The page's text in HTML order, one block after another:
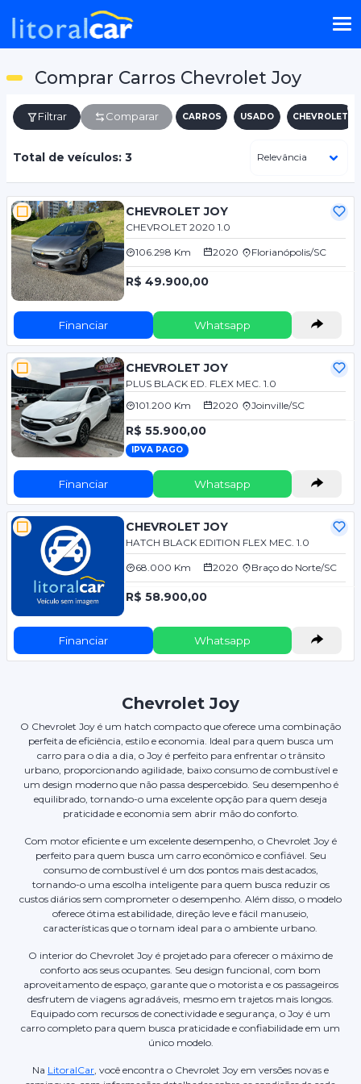
Comprar Carros Chevrolet Joy
Filtrar Comparar CARROS USADO CHEVROLET
Total de veículos: 3
CHEVROLET JOY
CHEVROLET 2020 1.0
106.298 Km 2020 Florianópolis/SC
R$ 49.900,00
Financiar Whatsapp
CHEVROLET JOY
PLUS BLACK ED. FLEX MEC. 1.0
101.200 Km
2020 Joinville/SC
R$ 55.900,00
IPVA PAGO
Financiar Whatsapp
CHEVROLET JOY
HATCH BLACK EDITION FLEX MEC. 1.0
68.000 Km 2020 Braço do Norte/SC
R$ 58.900,00
Financiar Whatsapp
Chevrolet Joy
O Chevrolet Joy é um hatch compacto que oferece uma combinação
perfeita de eficiência, estilo e economia. Ideal para quem busca um
carro para o dia a dia, o Joy é perfeito para enfrentar o trânsito
urbano, proporcionando agilidade, baixo consumo de combustível e
um design moderno que não passa despercebido. Seu desempenho é
equilibrado, tornando-o uma excelente opção para quem deseja
praticidade e economia sem abrir mão do conforto.
Com motor eficiente e um excelente desempenho, o Chevrolet Joy é
perfeito para quem busca um carro econômico e confiável. Seu
consumo de combustível é um dos pontos mais destacados,
tornando-o uma escolha inteligente para quem busca reduzir os
custos diários sem comprometer o desempenho. Além disso, o modelo
oferece ótima estabilidade, direção leve e fácil manuseio,
características que o tornam ideal para o ambiente urbano.
O interior do Chevrolet Joy é projetado para oferecer o máximo de
conforto aos seus ocupantes. Seu design funcional, com bom
aproveitamento de espaço, garante que o motorista e os passageiros
desfrutem de viagens agradáveis, mesmo em trajetos mais longos.
Equipado com recursos de conectividade e segurança, o Joy é um
carro completo para quem busca praticidade e confiabilidade em um
único modelo.
Na LitoralCar , você encontra o Chevrolet Joy em versões novas e